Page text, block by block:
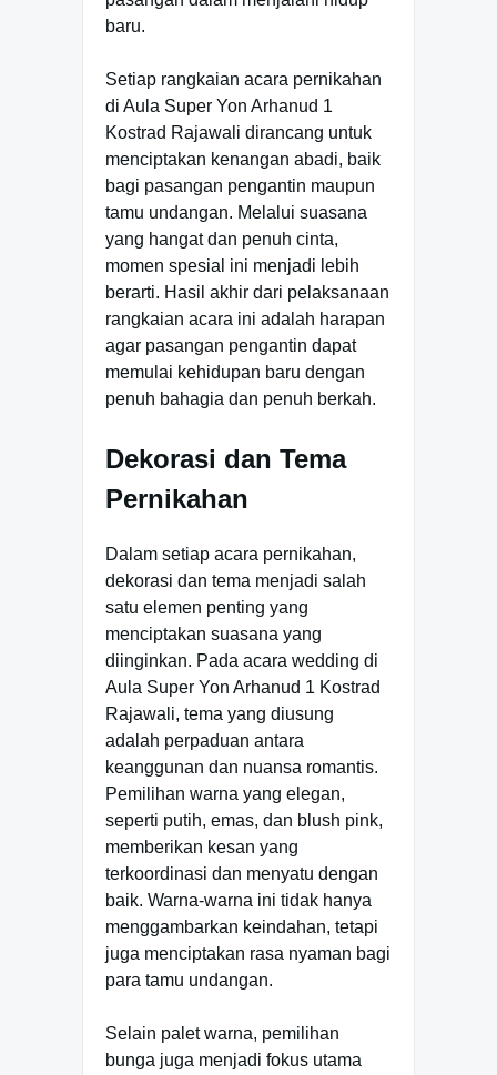
baru.
Setiap rangkaian acara pernikahan
di Aula Super Yon Arhanud 1
Kostrad Rajawali dirancang untuk
menciptakan kenangan abadi, baik
bagi pasangan pengantin maupun
tamu undangan. Melalui suasana
yang hangat dan penuh cinta,
momen spesial ini menjadi lebih
berarti. Hasil akhir dari pelaksanaan
rangkaian acara ini adalah harapan
agar pasangan pengantin dapat
memulai kehidupan baru dengan
penuh bahagia dan penuh berkah.
Dekorasi dan Tema
Pernikahan
Dalam setiap acara pernikahan,
dekorasi dan tema menjadi salah
satu elemen penting yang
menciptakan suasana yang
diinginkan. Pada acara wedding di
Aula Super Yon Arhanud 1 Kostrad
Rajawali, tema yang diusung
adalah perpaduan antara
keanggunan dan nuansa romantis.
Pemilihan warna yang elegan,
seperti putih, emas, dan blush pink,
memberikan kesan yang
terkoordinasi dan menyatu dengan
baik. Warna-warna ini tidak hanya
menggambarkan keindahan, tetapi
juga menciptakan rasa nyaman bagi
para tamu undangan.
Selain palet warna, pemilihan
bunga juga menjadi fokus utama